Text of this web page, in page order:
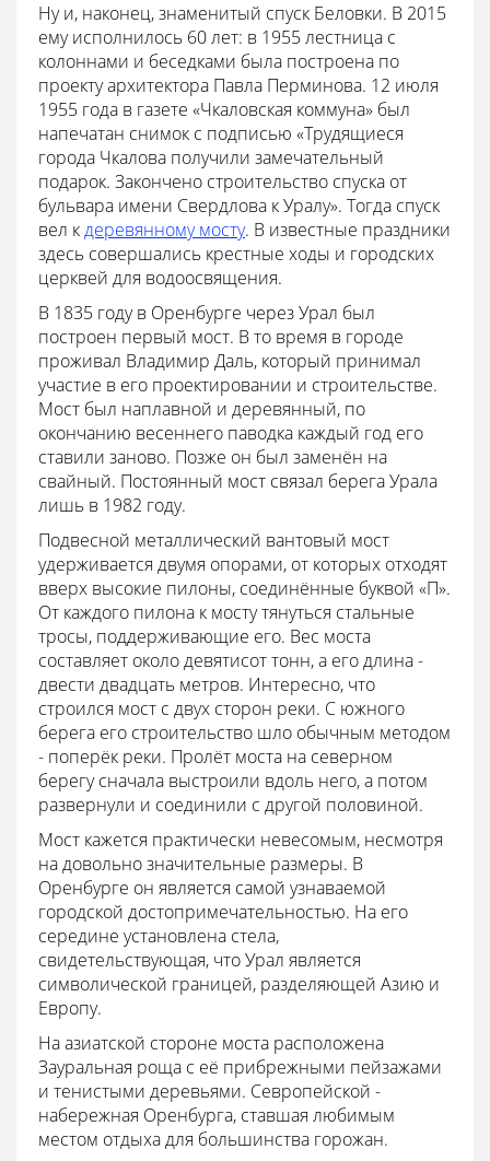
Ну и, наконец, знаменитый спуск Беловки. В 2015
ему исполнилось 60 лет: в 1955 лестница с
колоннами и беседками была построена по
проекту архитектора Павла Перминова. 12 июля
1955 года в газете «Чкаловская коммуна» был
напечатан снимок с подписью «Трудящиеся
города Чкалова получили замечательный
подарок. Закончено строительство спуска от
бульвара имени Свердлова к Уралу». Тогда спуск
вел кдеревянному мосту. В известные праздники
здесь совершались крестные ходы и городских
церквей для водоосвящения.
В 1835 году в Оренбурге через Урал был
построен первый мост. В то время в городе
проживал Владимир Даль, который принимал
участие в его проектировании и строительстве.
Мост был наплавной и деревянный, по
окончанию весеннего паводка каждый год его
ставили заново. Позже он был заменён на
свайный. Постоянный мост связал берега Урала
лишь в 1982 году.
Подвесной металлический вантовый мост
удерживается двумя опорами, от которых отходят
вверх высокие пилоны, соединённые буквой «П».
От каждого пилона к мосту тянуться стальные
тросы, поддерживающие его. Вес моста
составляет около девятисот тонн, а его длина -
двести двадцать метров. Интересно, что
строился мост с двух сторон реки. С южного
берега его строительство шло обычным методом
- поперёк реки. Пролёт моста на северном
берегу сначала выстроили вдоль него, а потом
развернули и соединили с другой половиной.
Мост кажется практически невесомым, несмотря
на довольно значительные размеры. В
Оренбурге он является самой узнаваемой
городской достопримечательностью. На его
середине установлена стела,
свидетельствующая, что Урал является
символической границей, разделяющей Азию и
Европу.
На азиатской стороне моста расположена
Зауральная роща с её прибрежными пейзажами
и тенистыми деревьями. Севропейской -
набережная Оренбурга, ставшая любимым
местом отдыха для большинства горожан.